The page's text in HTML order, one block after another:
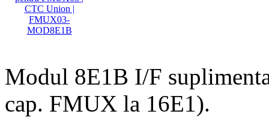
Modul 8E1B I/F
cap. FMUX la 16E1).